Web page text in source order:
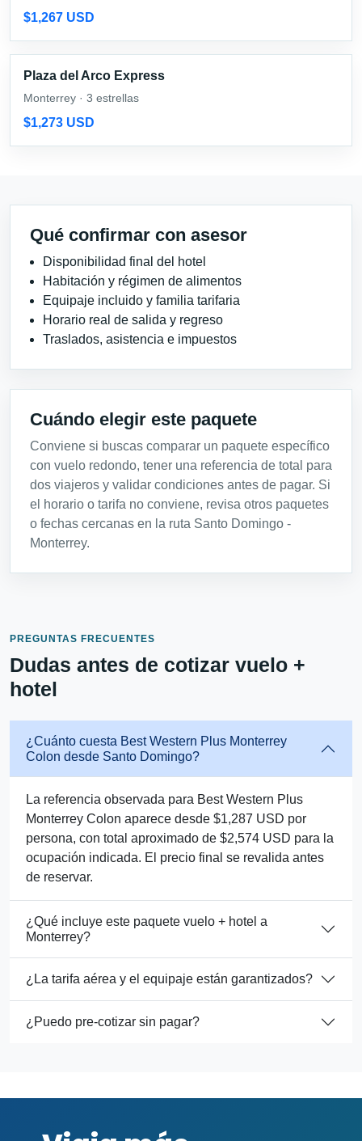
$1,267 USD
Plaza del Arco Express
Monterrey · 3 estrellas
$1,273 USD
Qué confirmar con asesor
Disponibilidad final del hotel
Habitación y régimen de alimentos
Equipaje incluido y familia tarifaria
Horario real de salida y regreso
Traslados, asistencia e impuestos
Cuándo elegir este paquete
Conviene si buscas comparar un paquete específico
con vuelo redondo, tener una referencia de total para
dos viajeros y validar condiciones antes de pagar. Si
el horario o tarifa no conviene, revisa otros paquetes
o fechas cercanas en la ruta Santo Domingo -
Monterrey.
PREGUNTAS FRECUENTES
Dudas antes de cotizar vuelo +
hotel
¿Cuánto cuesta Best Western Plus Monterrey
Colon desde Santo Domingo?
La referencia observada para Best Western Plus
Monterrey Colon aparece desde $1,287 USD por
persona, con total aproximado de $2,574 USD para la
ocupación indicada. El precio final se revalida antes
de reservar.
¿Qué incluye este paquete vuelo + hotel a
Monterrey?
¿La tarifa aérea y el equipaje están garantizados?
¿Puedo pre-cotizar sin pagar?